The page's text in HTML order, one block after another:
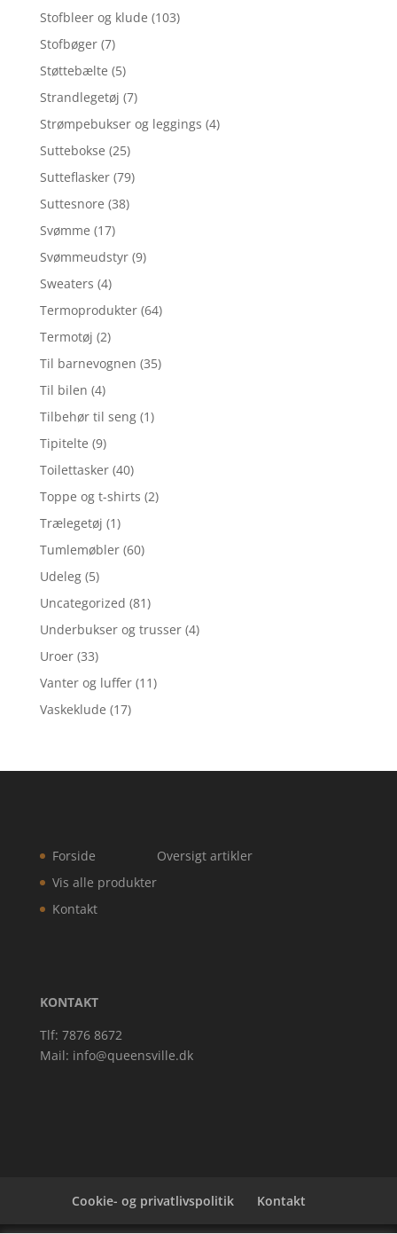
Stofbleer og klude (103)
Stofbøger (7)
Støttebælte (5)
Strandlegetøj (7)
Strømpebukser og leggings (4)
Suttebokse (25)
Sutteflasker (79)
Suttesnore (38)
Svømme (17)
Svømmeudstyr (9)
Sweaters (4)
Termoprodukter (64)
Termotøj (2)
Til barnevognen (35)
Til bilen (4)
Tilbehør til seng (1)
Tipitelte (9)
Toilettasker (40)
Toppe og t-shirts (2)
Trælegetøj (1)
Tumlemøbler (60)
Udeleg (5)
Uncategorized (81)
Underbukser og trusser (4)
Uroer (33)
Vanter og luffer (11)
Vaskeklude (17)
Forside
Vis alle produkter
Kontakt
Oversigt artikler
KONTAKT
Tlf: 7876 8672
Mail: info@queensville.dk
Cookie- og privatlivspolitik Kontakt